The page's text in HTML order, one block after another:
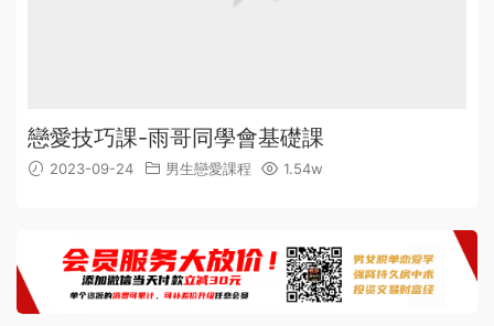
戀愛技巧課-雨哥同學會基礎課
2023-09-24 男生戀愛課程 1.54w